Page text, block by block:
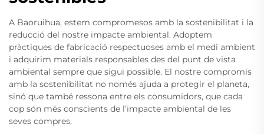
A Baoruihua, estem compromesos amb la sostenibilitat i la
reducció del nostre impacte ambiental. Adoptem
pràctiques de fabricació respectuoses amb el medi ambient
i adquirim materials responsables des del punt de vista
ambiental sempre que sigui possible. El nostre compromís
amb la sostenibilitat no només ajuda a protegir el planeta,
sinó que també ressona entre els consumidors, que cada
cop són més conscients de l’impacte ambiental de les
seves compres.